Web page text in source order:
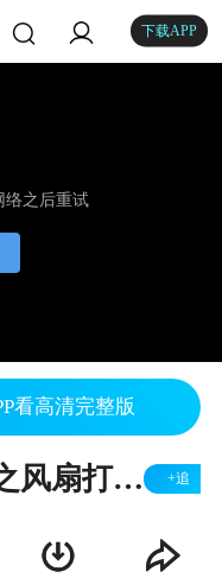
下载APP
络之后重试
看高清完整版
铝水箱扁管焊接视频之风扇打的裂纹修复 +追